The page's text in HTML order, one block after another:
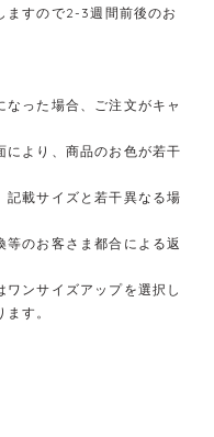
ますので2-3週間前後のお
なった場合、ご注文がキャ
により、商品のお色が若干
記載サイズと若干異なる場
等のお客さま都合による返
ワンサイズアップを選択し
す。